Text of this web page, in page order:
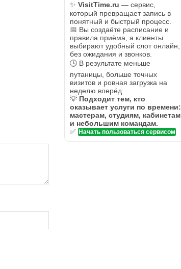
✨ VisitTime.ru — сервис,
который превращает запись в
понятный и быстрый процесс.
📅 Вы создаёте расписание и
правила приёма, а клиенты
выбирают удобный слот онлайн,
без ожидания и звонков.
🕒 В результате меньше
путаницы, больше точных
визитов и ровная загрузка на
неделю вперёд.
💡 Подходит тем, кто
оказывает услуги по времени:
мастерам, студиям, кабинетам
и небольшим командам.
✅ Начать пользоваться сервисом